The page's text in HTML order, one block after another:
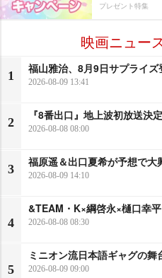
プレゼント特集
映画ニュー
1
福山雅治、8月9日サプライズ
2026-08-09 13:41
2
『8番出口』地上波初放送決定
2026-08-08 08:00
3
福原遥＆出口夏希が予想で大
2026-08-09 14:10
4
&TEAM・K×綱啓永×樋口幸平
2026-08-08 08:30
5
ミニオン流日本語ギャグの舞
2026-08-09 09:00